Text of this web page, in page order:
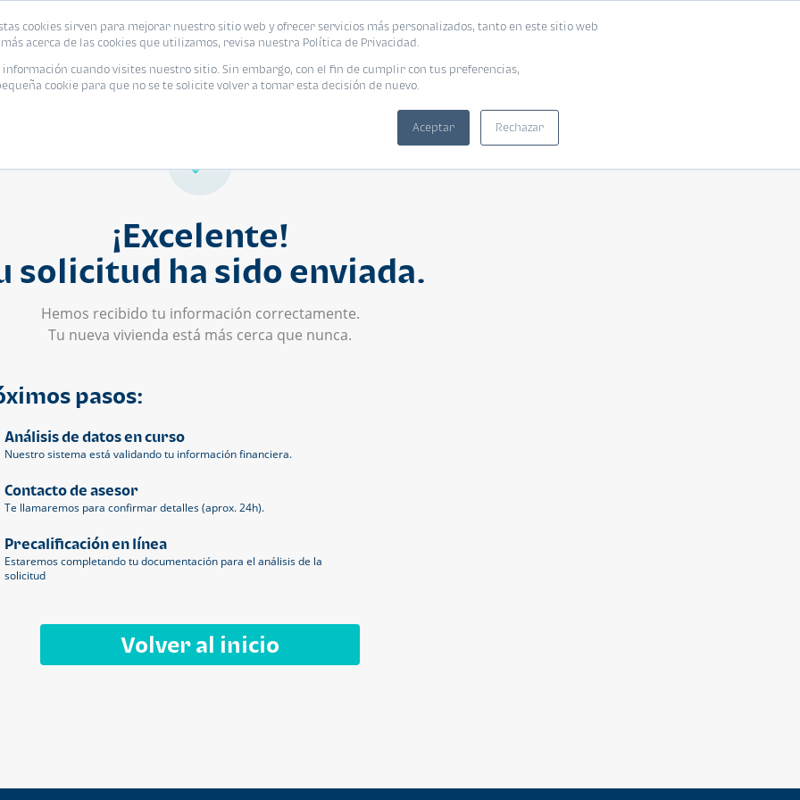
cookies sirven para mejorar nuestro sitio web y ofrecer servicios más personalizados, tanto en este sitio web
acerca de las cookies que utilizamos, revisa nuestra Política de Privacidad.
cuando visites nuestro sitio. Sin embargo, con el fin de cumplir con tus preferencias,
cookie para que no se te solicite volver a tomar esta decisión de nuevo.
Aceptar Rechazar
Eventos Promociones Blog Encuentra tu vivienda ideal
¡Excelente!
solicitud ha sido enviada.
Hemos recibido tu información correctamente.
Tu nueva vivienda está más cerca que nunca.
pasos:
Análisis de datos en curso
Nuestro sistema está validando tu información financiera.
Contacto de asesor
Te llamaremos para confirmar detalles (aprox. 24h).
Precalificación en línea
Estaremos completando tu documentación para el análisis de la
solicitud
Volver al inicio